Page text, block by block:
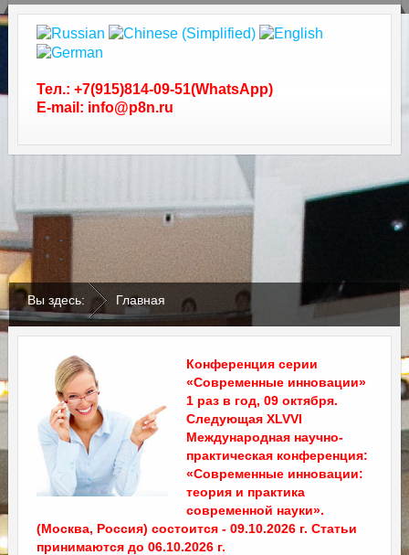
Тел.: +7(915)814-09-51(WhatsApp)
E-mail: info@p8n.ru
Вы здесь: Главная
Конференция серии
«Современные инновации»
1 раз в год, 09 октября.
Следующая XLVVI
Международная научно-
практическая конференция:
«Современные инновации:
теория и практика
современной науки».
(Москва, Россия) состоится - 09.10.2026 г. Статьи
принимаются до 06.10.2026 г.